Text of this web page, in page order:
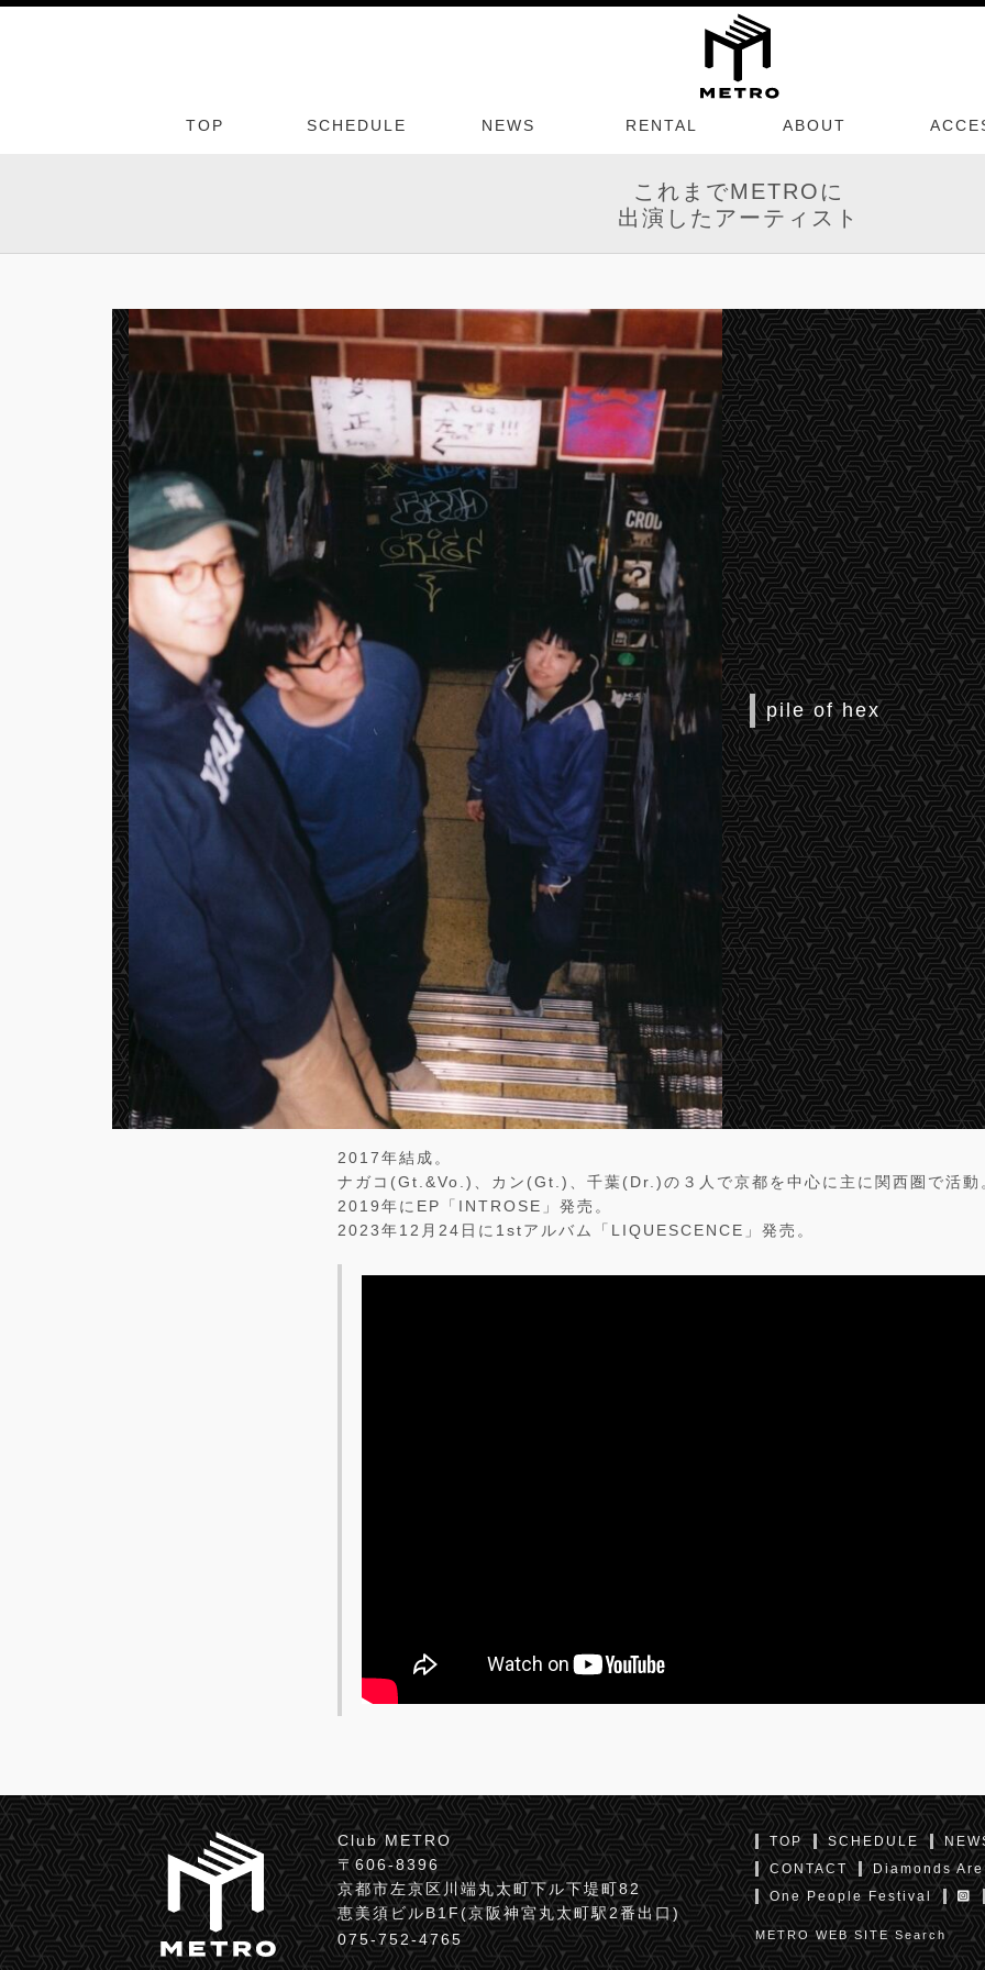
TOP SCHEDULE NEWS RENTAL ABOUT
これまでMETROに
出演したアーティスト
pile of hex
2017年結成。
ナガコ(Gt.&Vo.)、カン(Gt.)、千葉(Dr.)の３人で京都を中心に主に関西圏で活動
2019年にEP「INTROSE」発売。
2023年12月24日に1stアルバム「LIQUESCENCE」発売。
Club METRO
〒606-8396
京都市左京区川端丸太町下ル下堤町82
恵美須ビルB1F(京阪神宮丸太町駅2番出口)
075-752-4765
TOP SCHEDULE
CONTACT
Diamonds
One People Festival
METRO WEB SITE Search